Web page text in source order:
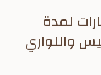
لمدة
واللواري